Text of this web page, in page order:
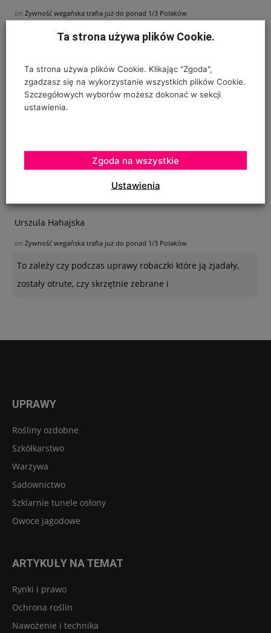
on Żywność wegańska trafia już do ponad 1/3 Polaków
1/3 Polaków je chleb, ziemniaki, owoce, warzywa, pije
Ogrodnik - amator
polipropylenowych używanych w ubiegłym roku do
Urszula Hahajska
on Żywność wegańska trafia już do ponad 1/3 Polaków
To zależy czy podczas uprawy robaczki które ją zjadały,
zostały otrute, czy skrzętnie zebrane i
UPRAWY
Rośliny ozdobne
Szkółkarstwo
Warzywa
Sadownictwo
Szklarnie tunele osłony
Owoce jagodowe
ARTYKUŁY NA TEMAT
Rynki i prawo
Ochrona roślin
Nawożenie i technika
Ta strona używa plików Cookie.
Ta strona używa plików Cookie. Klikając "Zgoda",
zgadzasz się na wykorzystanie wszystkich plików Cookie.
Szczegółowych wyborów możesz dokonać w sekcji
ustawienia.
Ustawienia
Zgoda na wszystkie